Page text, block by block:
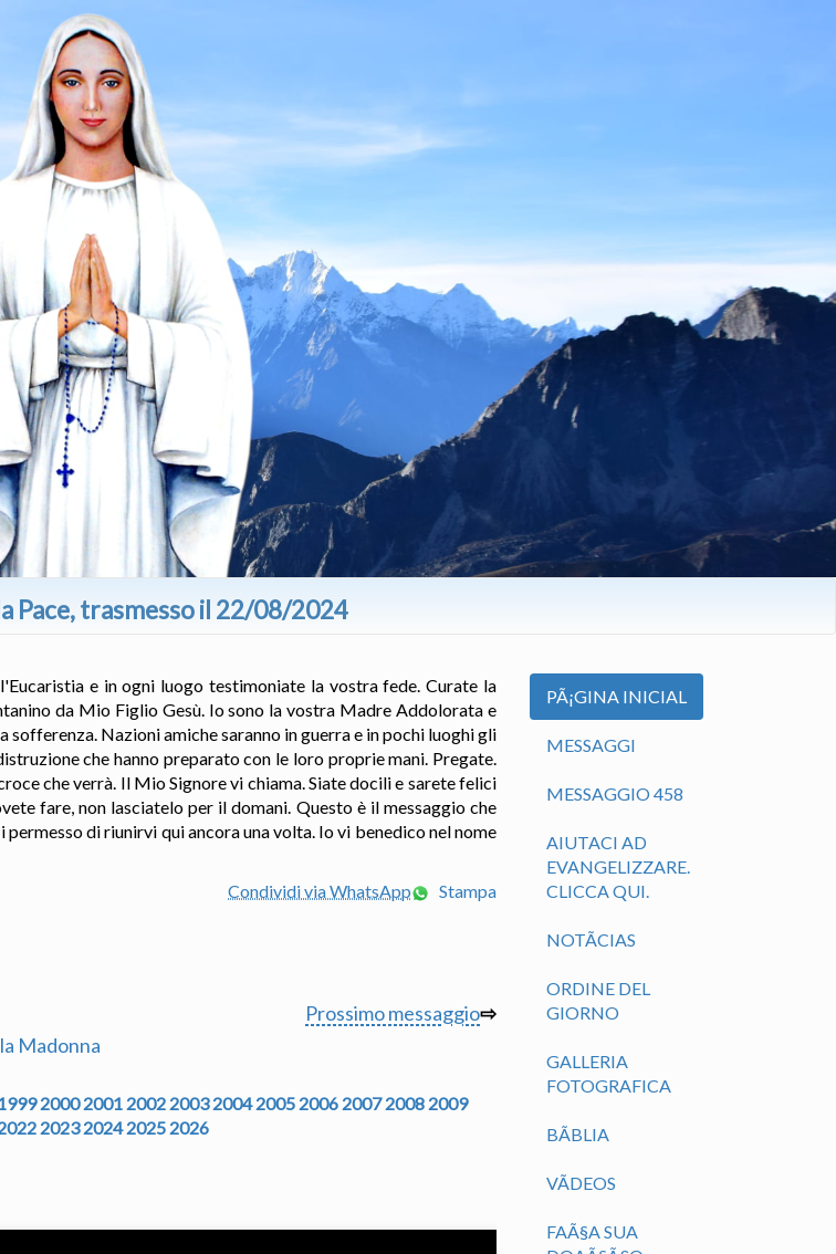
Pace, trasmesso il 22/08/2024
e in ogni luogo testimoniate la vostra fede. Curate la
da Mio Figlio Gesù. Io sono la vostra Madre Addolorata e
Nazioni amiche saranno in guerra e in pochi luoghi gli
che hanno preparato con le loro proprie mani. Pregate.
che verrà. Il Mio Signore vi chiama. Siate docili e sarete felici
fare, non lasciatelo per il domani. Questo è il messaggio che
di riunirvi qui ancora una volta. Io vi benedico nel nome
Condividi via WhatsApp
Stampa
Prossimo messaggio⇨
Madonna
2000 2001 2002 2003 2004 2005 2006 2007 2008 2009
2023 2024 2025 2026
PÃ¡GINA INICIAL
MESSAGGI
MESSAGGIO 458
AIUTACI AD
EVANGELIZZARE.
CLICCA QUI.
NOTÃ­CIAS
ORDINE DEL
GIORNO
GALLERIA
FOTOGRAFICA
BÃ­BLIA
VÃ­DEOS
FAÃ§A SUA